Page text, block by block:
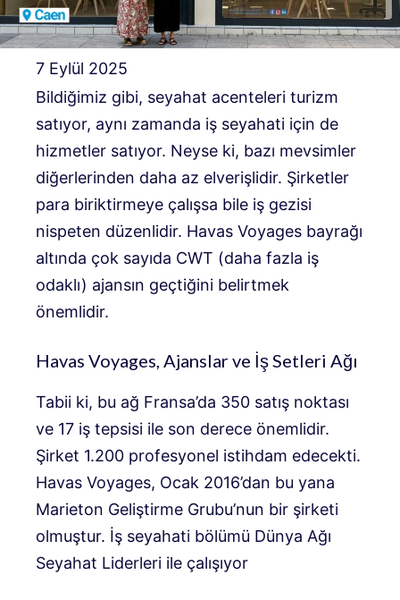
7 Eylül 2025
Bildiğimiz gibi, seyahat acenteleri turizm
satıyor, aynı zamanda iş seyahati için de
hizmetler satıyor. Neyse ki, bazı mevsimler
diğerlerinden daha az elverişlidir. Şirketler
para biriktirmeye çalışsa bile iş gezisi
nispeten düzenlidir. Havas Voyages bayrağı
altında çok sayıda CWT (daha fazla iş
odaklı) ajansın geçtiğini belirtmek
önemlidir.
Havas Voyages, Ajanslar ve İş Setleri Ağı
Tabii ki, bu ağ Fransa’da 350 satış noktası
ve 17 iş tepsisi ile son derece önemlidir.
Şirket 1.200 profesyonel istihdam edecekti.
Havas Voyages, Ocak 2016’dan bu yana
Marieton Geliştirme Grubu’nun bir şirketi
olmuştur. İş seyahati bölümü Dünya Ağı
Seyahat Liderleri ile çalışıyor